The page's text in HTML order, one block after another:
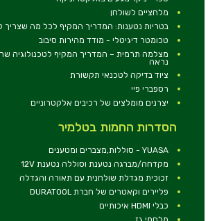
מלחציים לשולחן
בטריות נטענות: המדריך המקיף לכל מה שצריך
טכומטר דיגיטלי - מודד מהירות סיבוב
מצלמה תרמית – המדריך המקיף לטכנולוגיה
נראה
ציוד בדיקה לטכנאי תקשורת
רספברי פיי
יצרנים מומלצים של רכיבים אלקטרוניים
הסדרות החמות בטלמיר
YUASA - סוללות,מצברים ומטענים
מקדחה/מברגה נטענת וסוללה נטענת 12V
זכוכית מגדלת שולחנית עם תאורה והגדלה
פליירים וקאטרים של חברת DURATOOL
כבלי HDMI איכותיים